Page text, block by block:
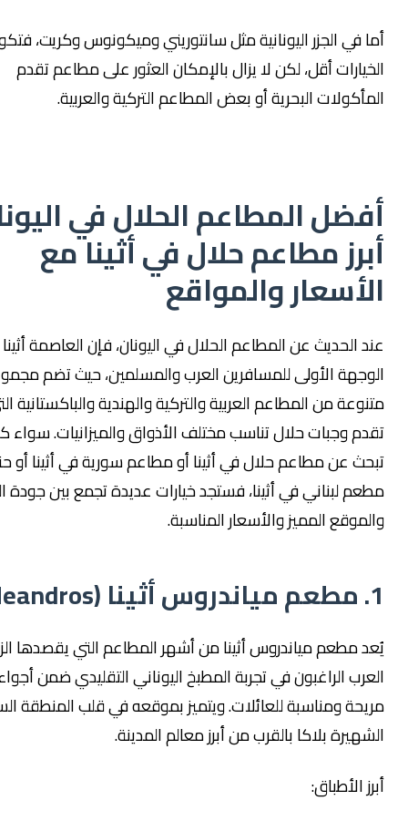
الجزر اليونانية مثل سانتوريني وميكونوس وكريت، فتكون
أقل، لكن لا يزال بالإمكان العثور على مطاعم تقدم
البحرية أو بعض المطاعم التركية والعربية.
المطاعم الحلال في اليونان:
مطاعم حلال في أثينا مع
والمواقع
عن المطاعم الحلال في اليونان، فإن العاصمة أثينا تُعد
الأولى للمسافرين العرب والمسلمين، حيث تضم مجموعة
من المطاعم العربية والتركية والهندية والباكستانية التي
حلال تناسب مختلف الأذواق والميزانيات. سواء كنت
مطاعم حلال في أثينا أو مطاعم سورية في أثينا أو حتى
في أثينا، فستجد خيارات عديدة تجمع بين جودة الطعام
المميز والأسعار المناسبة.
مياندروس أثينا من أشهر المطاعم التي يقصدها الزوار
الراغبون في تجربة المطبخ اليوناني التقليدي ضمن أجواء
ومناسبة للعائلات. ويتميز بموقعه في قلب المنطقة السياحية
بلاكا بالقرب من أبرز معالم المدينة.